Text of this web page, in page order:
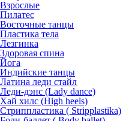
Взрослые
Пилатес
Восточные танцы
Пластика тела
Лезгинка
Здоровая спина
Йога
Индийские танцы
Латина леди стайл
Леди-дэнс (Lady dance)
Хай хилс (High heels)
Стриппластика ( Stripplastika)